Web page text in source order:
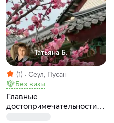
Татьяна Б.
(1)
Сеул, Пусан
Без визы
Главные
достопримечательности и